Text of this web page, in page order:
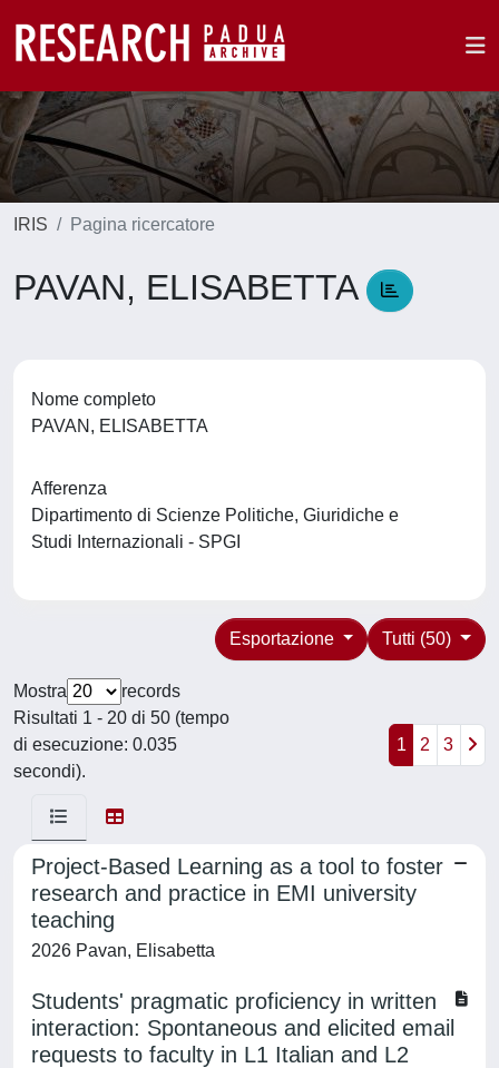
IRIS Pagina ricercatore
PAVAN, ELISABETTA
Nome completo
PAVAN, ELISABETTA
Afferenza
Dipartimento di Scienze Politiche, Giuridiche e
Studi Internazionali - SPGI
Tutti (50)
Esportazione
Mostra
records
Risultati 1 - 20 di 50 (tempo
di esecuzione: 0.035
secondi).
1 2 3
Project-Based Learning as a tool to foster
research and practice in EMI university
teaching
2026 Pavan, Elisabetta
Students' pragmatic proficiency in written
interaction: Spontaneous and elicited email
requests to faculty in L1 Italian and L2